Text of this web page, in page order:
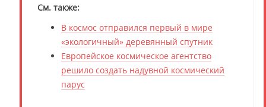
См. также:
В космос отправился первый в мире
«экологичный» деревянный спутник
Европейское космическое агентство
решило создать надувной космический
парус